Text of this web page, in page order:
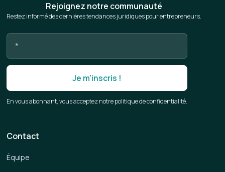
Rejoignez notre communauté
Restez informé des dernières tendances juridiques pour entrepreneurs.
En vous abonnant, vous acceptez notre politique de confidentialité.
Contact
Équipe